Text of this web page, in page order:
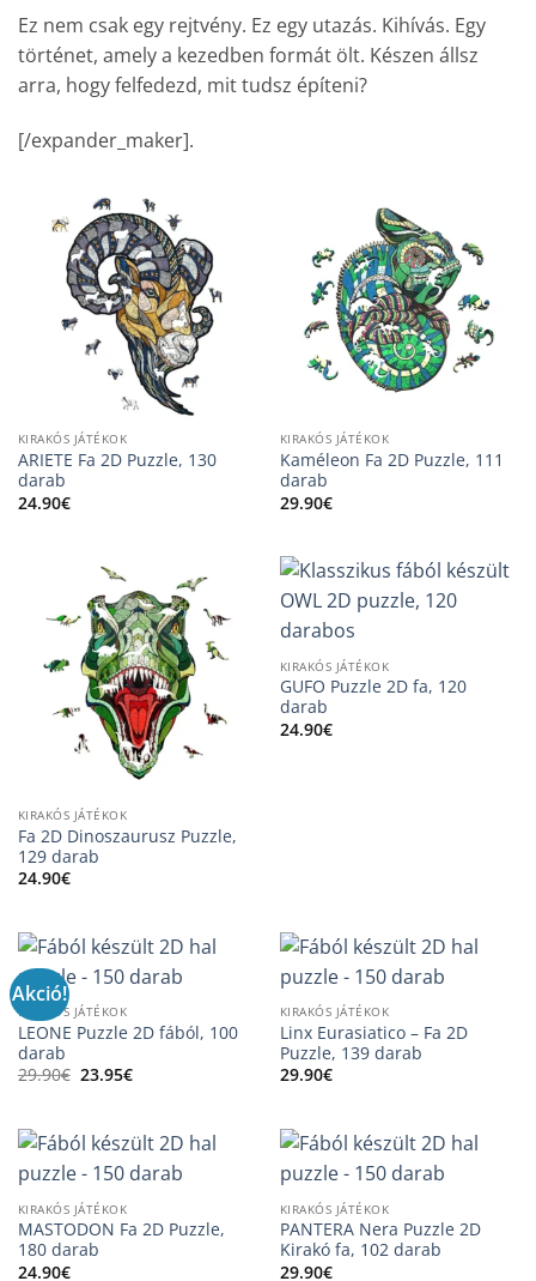
Ez nem csak egy rejtvény. Ez egy utazás. Kihívás. Egy
történet, amely a kezedben formát ölt. Készen állsz
arra, hogy felfedezd, mit tudsz építeni?
[/expander_maker].
KIRAKÓS JÁTÉKOK
ARIETE Fa 2D Puzzle, 130
darab
24.90€
KIRAKÓS JÁTÉKOK
Kaméleon Fa 2D Puzzle, 111
darab
29.90€
KIRAKÓS JÁTÉKOK
Fa 2D Dinoszaurusz Puzzle,
129 darab
24.90€
KIRAKÓS JÁTÉKOK
GUFO Puzzle 2D fa, 120
darab
24.90€
Akció!
KIRAKÓS JÁTÉKOK
LEONE Puzzle 2D fából, 100
darab
29.90€ Original
23.95€Current
KIRAKÓS JÁTÉKOK
Linx Eurasiatico – Fa 2D
Puzzle, 139 darab
29.90€
KIRAKÓS JÁTÉKOK
MASTODON Fa 2D Puzzle,
180 darab
24.90€
KIRAKÓS JÁTÉKOK
PANTERA Nera Puzzle 2D
Kirakó fa, 102 darab
29.90€